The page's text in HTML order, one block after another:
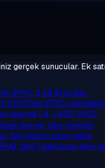
gerçek sunucular. Ek
EPYC, 2,48 $/ay'dan
VPS Özel EPYC
üzerine L4, L40S, H100
Server, tam yönetici
Tek kiracılı bare metal
disk'i isteğinize göre